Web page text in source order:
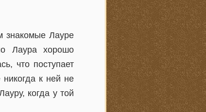
знакомые Лауре
Лаура хорошо
что поступает
к ней не
когда у той